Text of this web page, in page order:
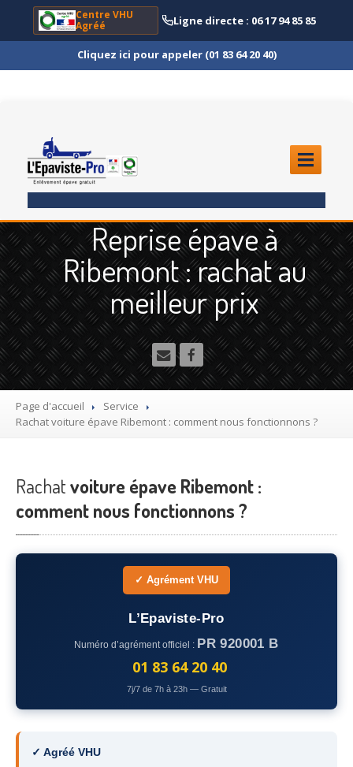
Centre VHU
Agréé
Ligne directe : 06 17 94 85 85
Cliquez ici pour appeler (01 83 64 20 40)
ENLÈVEMENTÉPAVE
Quoi?
Scooteret Moto
Camion
et Poids Lourd
Utilitaire
Démolisseuragrée VHU gratuit
Recyclage voiture usagée gratuit
voiture accidentée
– Seine-et-Marne
92 – Hauts-de-Seine
Reprise épave à
Ribemont : rachat au
meilleur prix
Page d'accueil
Service
Rachatvoiture épave Ribemont : comment nous fonctionnons ?
Rachatvoiture épave Ribemont :
comment nous fonctionnons ?
✓ Agrément VHU
L’Epaviste-Pro
Numéro d’agrément officiel : PR 920001 B
01 83 64 20 40
7j/7 de 7h à 23h — Gratuit
✓ Agréé VHU